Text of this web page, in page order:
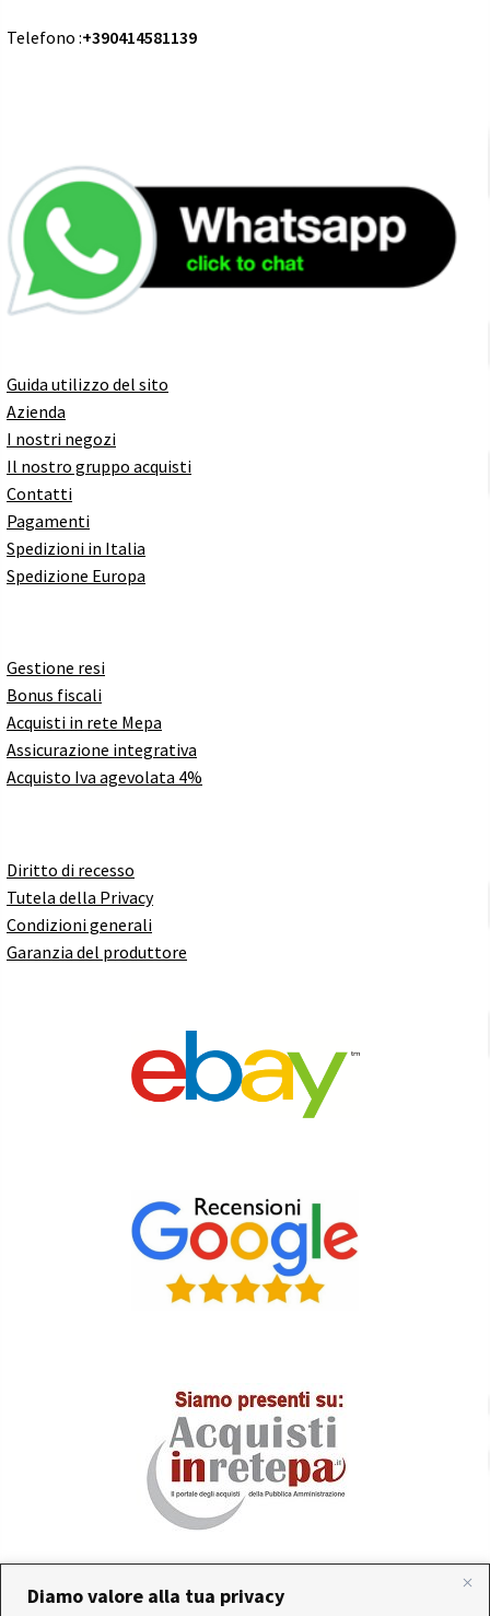
Diamo valore alla tua privacy
In occasione delle FERIE ESTIVE, alcune aziende
Telefono :+390414581139
Guida utilizzo del sito
Azienda
I nostri negozi
Il nostro gruppo acquisti
Contatti
Pagamenti
Spedizioni in Italia
Spedizione Europa
Gestione resi
Bonus fiscali
Acquisti in rete Mepa
Assicurazione integrativa
Acquisto Iva agevolata 4%
Diritto di recesso
Tutela della Privacy
Condizioni generali
Garanzia del produttore